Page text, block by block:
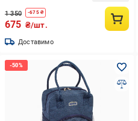
1 350 -675₴
675 ₴/шт.
Доставимо